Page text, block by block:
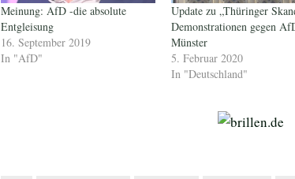
Meinung: AfD -die absolute
Entgleisung
16. September 2019
In "AfD"
Update zu „Thüringer
Demonstrationen gegen
Münster
5. Februar 2020
In "Deutschland"